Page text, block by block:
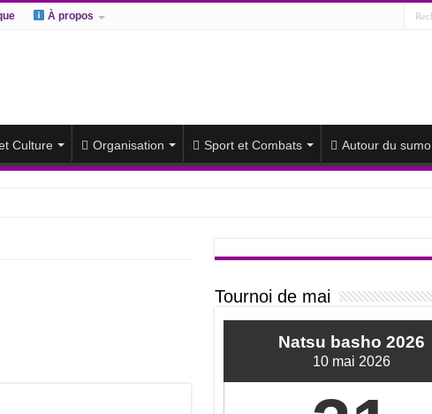
À propos
Culture Organisation Sport et Combats Autour du sumo
sa série de victoires face à un Hoshoryu diminué
Tournoi de mai
Natsu basho 2026
10 mai 2026